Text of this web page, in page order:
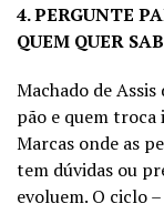
4. PERGUNTE
QUEM QUER
Machado de
pão e quem troca
Marcas onde as
tem dúvidas ou
evoluem. O ciclo